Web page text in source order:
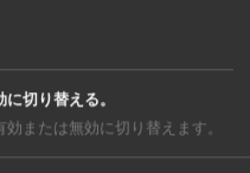
CO., LTD.）
ら「コンピューター
営する日本人のための
のことなら、なんでも
切り替える。
効または無効に切り替えます。